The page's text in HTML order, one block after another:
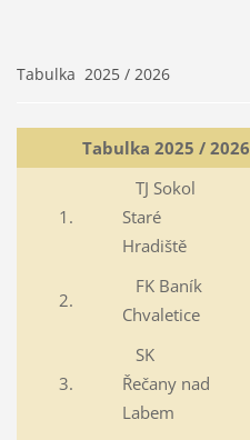
Tabulka 2025 / 2026
Tabulka 2025 / 2026
1.
TJ Sokol
Staré
Hradiště
2.
FK Baník
Chvaletice
3.
SK
Řečany nad
Labem